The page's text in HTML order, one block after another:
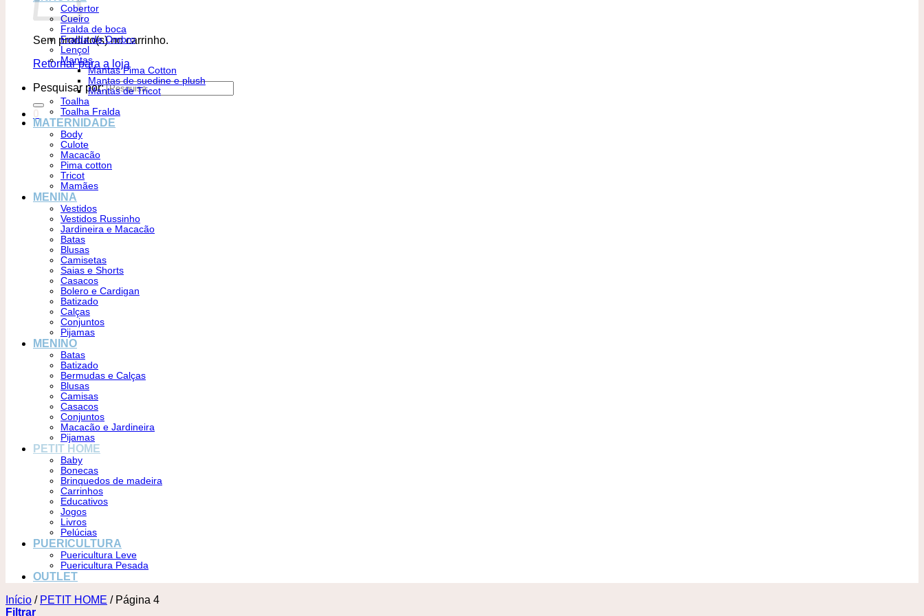
Sem produto(s) no carrinho.
Retornar para a loja
Pesquisar por:
Cobertor
Cueiro
Fralda de boca
Fralda de Ombro
Lençol
Mantas
Mantas Pima Cotton
Mantas de suedine e plush
Mantas de Tricot
Toalha
Toalha Fralda
MATERNIDADE
Body
Culote
Macacão
Pima cotton
Tricot
Mamães
MENINA
Vestidos
Vestidos Russinho
Jardineira e Macacão
Batas
Blusas
Camisetas
Saias e Shorts
Casacos
Bolero e Cardigan
Batizado
Calças
Conjuntos
Pijamas
MENINO
Batas
Batizado
Bermudas e Calças
Blusas
Camisas
Casacos
Conjuntos
Macacão e Jardineira
Pijamas
PETIT HOME
Baby
Bonecas
Brinquedos de madeira
Carrinhos
Educativos
Jogos
Livros
Pelúcias
PUERICULTURA
Puericultura Leve
Puericultura Pesada
OUTLET
Início / PETIT HOME /Página 4
Filtrar